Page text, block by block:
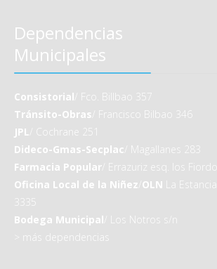
Dependencias
Municipales
Consistorial / Fco. Billbao 357
Tránsito-Obras / Francisco Bilbao 346
JPL / Cochrane 251
Dideco-Gmas-Secplac / Magallanes 283
Farmacia Popular / Errazuriz esq. los Fiordos
Oficina Local de la Niñez OLN La Estancia
3335
Bodega Municipal / Los Notros s/n
más dependencias